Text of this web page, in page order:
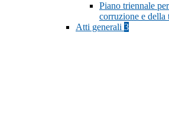
Piano triennale
corruzione e della
Atti generali 3